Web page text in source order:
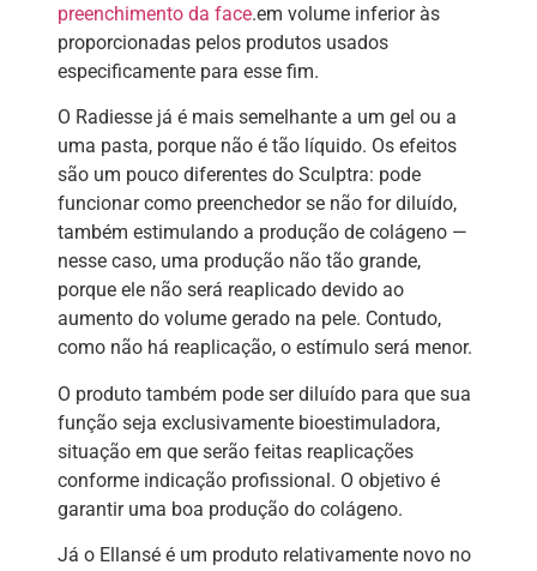
preenchimento da face.em volume inferior às
proporcionadas pelos produtos usados
especificamente para esse fim.
O Radiesse já é mais semelhante a um gel ou a
uma pasta, porque não é tão líquido. Os efeitos
são um pouco diferentes do Sculptra: pode
funcionar como preenchedor se não for diluído,
também estimulando a produção de colágeno —
nesse caso, uma produção não tão grande,
porque ele não será reaplicado devido ao
aumento do volume gerado na pele. Contudo,
como não há reaplicação, o estímulo será menor.
O produto também pode ser diluído para que sua
função seja exclusivamente bioestimuladora,
situação em que serão feitas reaplicações
conforme indicação profissional. O objetivo é
garantir uma boa produção do colágeno.
Já o Ellansé é um produto relativamente novo no